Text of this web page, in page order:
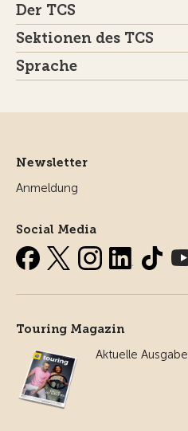
Der TCS
Sektionen des TCS
Sprache
Newsletter
Anmeldung
Social Media
Touring Magazin
Aktuelle Ausgabe